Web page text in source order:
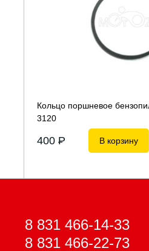
Кольцо поршневое
3120
400 P В корзину
8 831 466-14-33
8 831 466-22-73